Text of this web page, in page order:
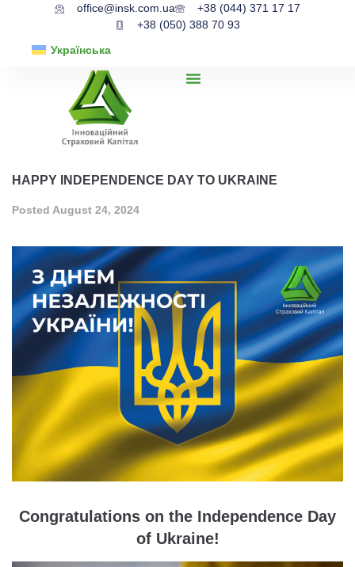
office@insk.com.ua
+38 (044) 371 17 17
+38 (050) 388 70 93
Українська
HAPPY INDEPENDENCE DAY TO UKRAINE
Posted August 24, 2024
Congratulations on the Independence Day
of Ukraine!